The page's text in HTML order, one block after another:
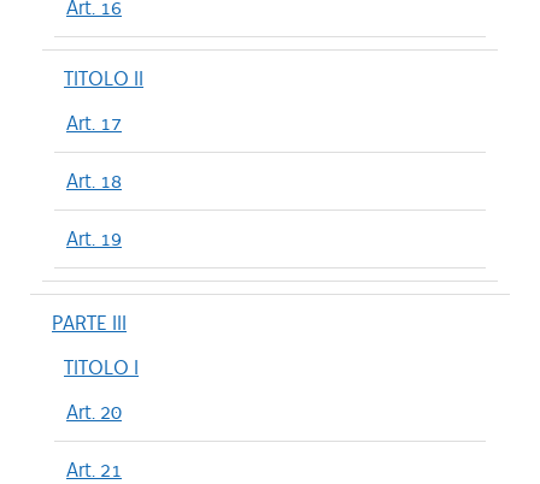
Art. 16
TITOLO II
Art. 17
Art. 18
Art. 19
PARTE III
TITOLO I
Art. 20
Art. 21